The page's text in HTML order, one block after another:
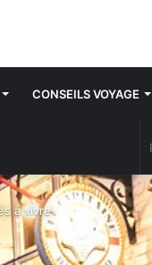
CONSEILS VOYAGE
à vivre